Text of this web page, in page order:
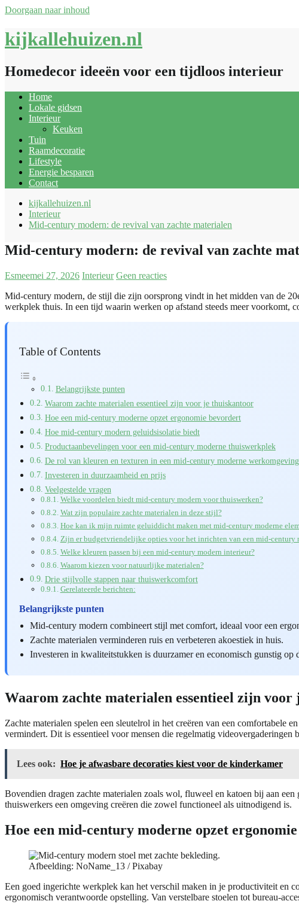
Doorgaan naar inhoud
kijkallehuizen.nl
Homedecor ideeën voor een tijdloos interieur
Home
Lokale gidsen
Interieur
Keuken
Tuin
Raamdecoratie
Lifestyle
Energie besparen
Contact
kijkallehuizen.nl
Interieur
Mid-century modern: de revival van zachte materialen
Mid-century modern: de revival van zachte
Esmeemei 27, 2026 Interieur Geen reacties
Mid-century modern, de stijl die zijn oorsprong vindt in het midden van de
werkplek thuis. In een tijd waarin werken op afstand steeds meer voorkomt,
Table of Contents
Belangrijkste punten
Waarom zachte materialen essentieel zijn voor je thuiskantoor
Hoe een mid-century moderne opzet ergonomie bevordert
Hoe mid-century modern geluidsisolatie biedt
Productaanbevelingen voor een mid-century moderne thuiswerkplek
De rol van kleuren en texturen in een mid-century moderne werkomgeving
Investeren in duurzaamheid en prijs
Veelgestelde vragen
Welke voordelen biedt mid-century modern voor thuiswerken?
Wat zijn populaire zachte materialen in deze stijl?
Hoe kan ik mijn ruimte geluiddicht maken met mid-century moderne
Zijn er budgetvriendelijke opties voor het inrichten van een mid-century
Welke kleuren passen bij een mid-century modern interieur?
Waarom kiezen voor natuurlijke materialen?
Drie stijlvolle stappen naar thuiswerkcomfort
Gerelateerde berichten:
Belangrijkste punten
Mid-century modern combineert stijl met comfort, ideaal voor een
Zachte materialen verminderen ruis en verbeteren akoestiek in huis.
Investeren in kwaliteitstukken is duurzamer en economisch gunstig op
Waarom zachte materialen essentieel zijn
Zachte materialen spelen een sleutelrol in het creëren van een comfortabele
vermindert. Dit is essentieel voor mensen die regelmatig
Lees ook: Hoe je afwasbare decoraties kiest voor de kinderkamer
Bovendien dragen zachte materialen zoals wol, fluweel en katoen bij aan
thuiswerkers een omgeving creëren die zowel functioneel als uitnodigend is.
Hoe een mid-century moderne opzet
Afbeelding: NoName_13 / Pixabay
Een goed ingerichte werkplek kan het verschil maken in je productiviteit en
ergonomisch verantwoorde opstelling. Van verstelbare stoelen tot bureau-